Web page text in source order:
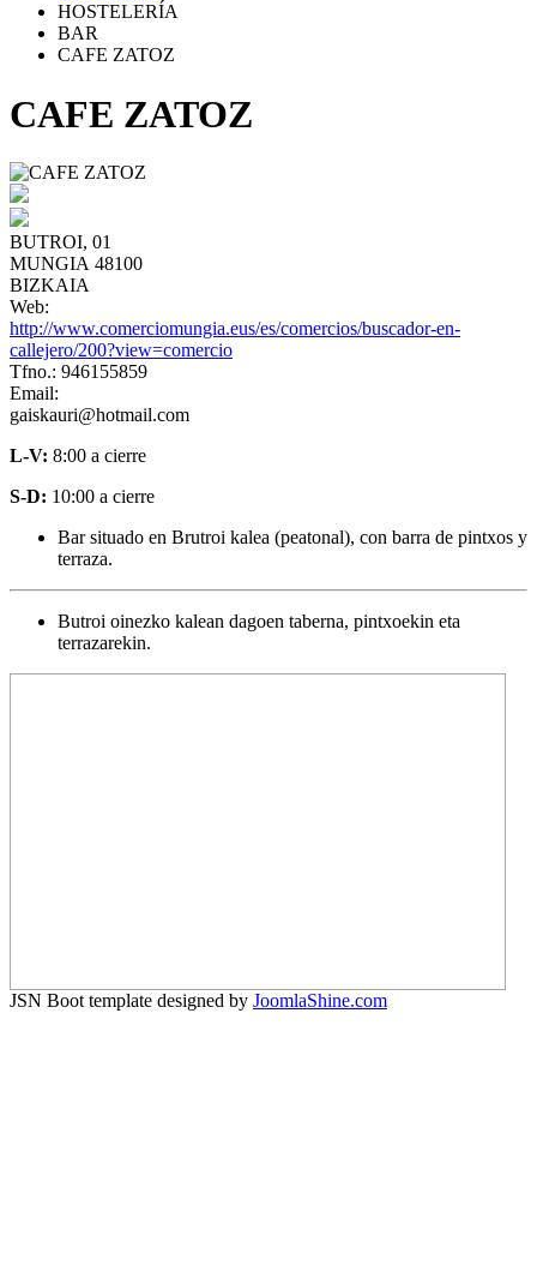
HOSTELERÍA
BAR
CAFE ZATOZ
CAFE ZATOZ
BUTROI, 01
MUNGIA 48100
BIZKAIA
Web:
http://www.comerciomungia.eus/es/comercios/buscador-en-
callejero/200?view=comercio
Tfno.: 946155859
Email:
gaiskauri@hotmail.com
L-V: 8:00 a cierre
S-D: 10:00 a cierre
Bar situado en Brutroi kalea (peatonal), con barra de pintxos y
terraza.
Butroi oinezko kalean dagoen taberna, pintxoekin eta
terrazarekin.
JSN Boot template designed by JoomlaShine.com